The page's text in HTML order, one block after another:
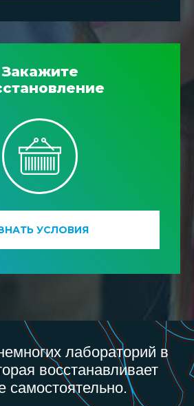
Закажите
УСЛОВИЯ
лабораторий в
восстанавливает
самостоятельно.